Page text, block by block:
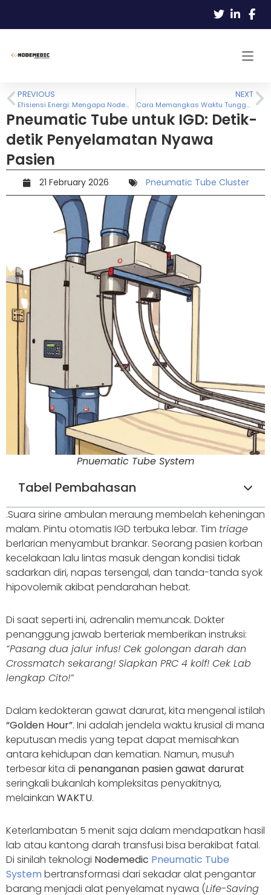
PREVIOUS
Efisiensi Energi: Mengapa Nodemedic SmarTube Hemat Listrik?
NEXT
Cara Memangkas Waktu Tunggu Hasil Lab (TAT) Hingga 50%
Pneumatic Tube untuk IGD: Detik-
detik Penyelamatan Nyawa
Pasien
21 February 2026 Pneumatic Tube Cluster
Pnuematic Tube System
Tabel Pembahasan
.Suara sirine ambulan meraung membelah keheningan
malam. Pintu otomatis IGD terbuka lebar. Tim triage
berlarian menyambut brankar. Seorang pasien korban
kecelakaan lalu lintas masuk dengan kondisi tidak
sadarkan diri, napas tersengal, dan tanda-tanda syok
hipovolemik akibat pendarahan hebat.
Di saat seperti ini, adrenalin memuncak. Dokter
penanggung jawab berteriak memberikan instruksi:
“Pasang dua jalur infus! Cek golongan darah dan
Crossmatch sekarang! Siapkan PRC 4 kolf! Cek Lab
lengkap Cito!”
Dalam kedokteran gawat darurat, kita mengenal istilah
“Golden Hour”. Ini adalah jendela waktu krusial di mana
keputusan medis yang tepat dapat memisahkan
antara kehidupan dan kematian. Namun, musuh
terbesar kita di penanganan pasien gawat darurat
seringkali bukanlah kompleksitas penyakitnya,
melainkan WAKTU.
Keterlambatan 5 menit saja dalam mendapatkan hasil
lab atau kantong darah transfusi bisa berakibat fatal.
Di sinilah teknologi Nodemedic Pneumatic Tube
Systembertransformasi dari sekadar alat pengantar
barang menjadi alat penyelamat nyawa (Life-Saving